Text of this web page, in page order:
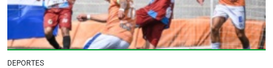
DEPORTES